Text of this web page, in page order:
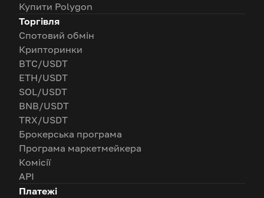
Купити Polygon
Торгівля
Спотовий обмін
Крипторинки
BTC/USDT
ETH/USDT
SOL/USDT
BNB/USDT
TRX/USDT
Брокерська програма
Програма маркетмейкера
Комісії
API
Платежі